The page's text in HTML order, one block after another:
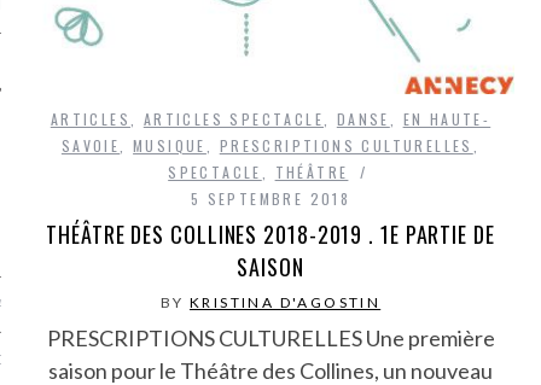
CARAVELLE
PODCAST
ARTICLES ARTICLES SPECTACLE DANSE
EN HAUTE-
SAVOIE
,MUSIQUE PRESCRIPTIONS CULTURELLES
SPECTACLE
THÉÂTRE
5 SEPTEMBRE 2018
THÉÂTRE DES COLLINES 2018-2019 . 1E PARTIE DE
SAISON
BY KRISTINA D'AGOSTIN
PRESCRIPTIONS CULTURELLES Une première
saison pour le Théâtre des Collines, un nouveau